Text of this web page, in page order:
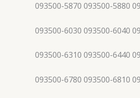
093500-5870 093500-5880
093500-6030 093500-6040
093500-6310 093500-6440
093500-6780 093500-6810